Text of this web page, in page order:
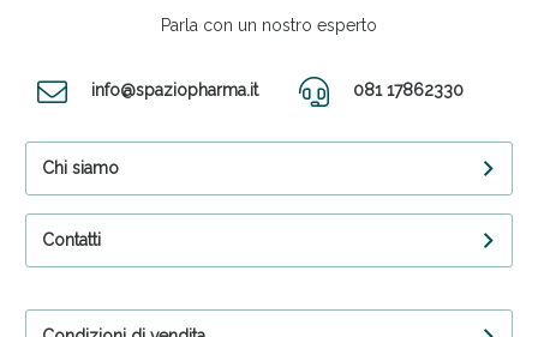
Parla con un nostro esperto
info@spaziopharma.it 081 17862330
Chi siamo
Contatti